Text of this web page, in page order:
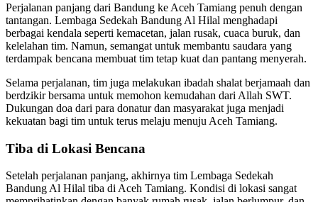
Perjalanan panjang dari Bandung ke Aceh Tamiang penuh dengan
tantangan. Lembaga Sedekah Bandung Al Hilal menghadapi
berbagai kendala seperti kemacetan, jalan rusak, cuaca buruk, dan
kelelahan tim. Namun, semangat untuk membantu saudara yang
terdampak bencana membuat tim tetap kuat dan pantang menyerah.
Selama perjalanan, tim juga melakukan ibadah shalat berjamaah dan
berdzikir bersama untuk memohon kemudahan dari Allah SWT.
Dukungan doa dari para donatur dan masyarakat juga menjadi
kekuatan bagi tim untuk terus melaju menuju Aceh Tamiang.
Tiba di Lokasi Bencana
Setelah perjalanan panjang, akhirnya tim Lembaga Sedekah
Bandung Al Hilal tiba di Aceh Tamiang. Kondisi di lokasi sangat